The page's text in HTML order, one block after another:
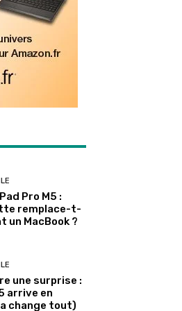
Pro M5 :
remplace-t-
un MacBook ?
une surprise :
arrive en
change tout)